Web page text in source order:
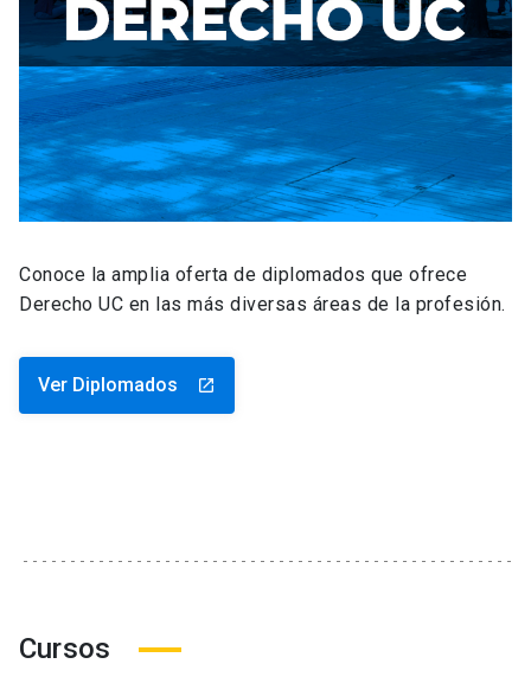
Conoce la amplia oferta de diplomados que ofrece
Derecho UC en las más diversas áreas de la profesión.
Ver Diplomados launch
Cursos